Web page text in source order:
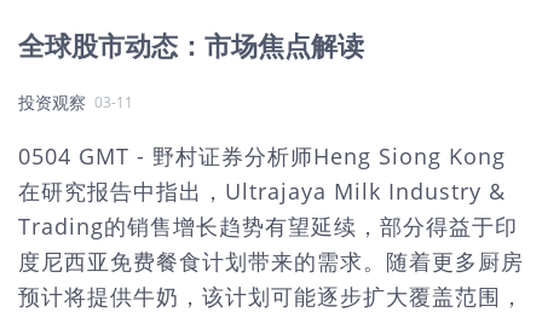
全球股市动态：市场焦点解读
投资观察 03-11
0504 GMT - 野村证券分析师Heng Siong Kong
在研究报告中指出，Ultrajaya Milk Industry &
Trading的销售增长趋势有望延续，部分得益于印
度尼西亚免费餐食计划带来的需求。随着更多厨房
预计将提供牛奶，该计划可能逐步扩大覆盖范围，